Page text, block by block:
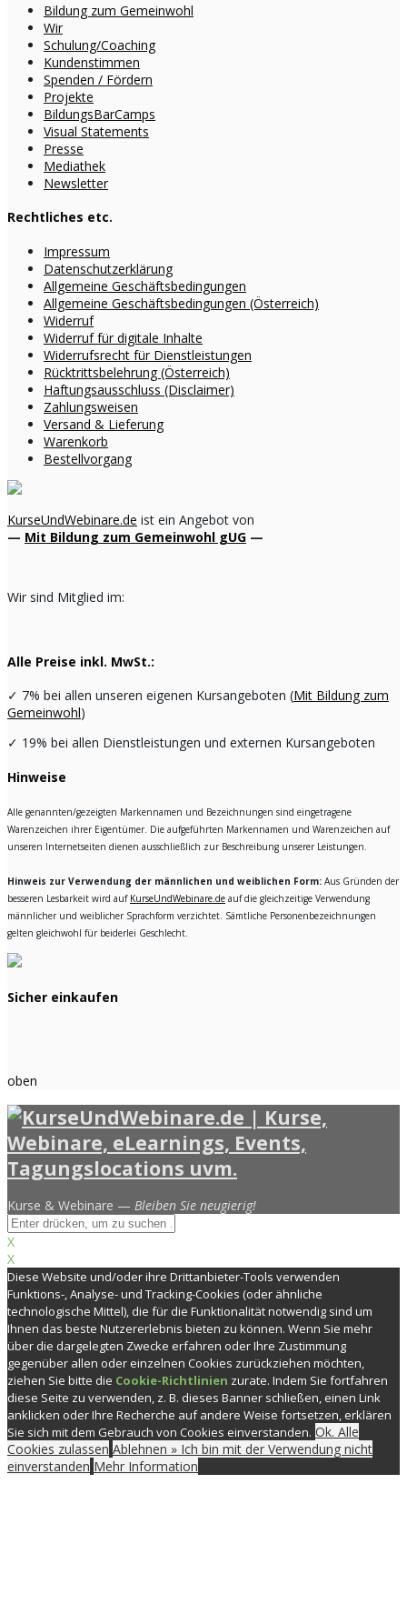
Bildung zum Gemeinwohl
Wir
Schulung/Coaching
Kundenstimmen
Spenden / Fördern
Projekte
BildungsBarCamps
Visual Statements
Presse
Mediathek
Newsletter
Rechtliches etc.
Impressum
Datenschutzerklärung
Allgemeine Geschäftsbedingungen
Allgemeine Geschäftsbedingungen (Österreich)
Widerruf
Widerruf für digitale Inhalte
Widerrufsrecht für Dienstleistungen
Rücktrittsbelehrung (Österreich)
Haftungsausschluss (Disclaimer)
Zahlungsweisen
Versand & Lieferung
Warenkorb
Bestellvorgang
KurseUndWebinare.de ist ein Angebot von
— Mit Bildung zum Gemeinwohl gUG —
Wir sind Mitglied im:
Alle Preise inkl. MwSt.:
✓ 7% bei allen unseren eigenen Kursangeboten (Mit Bildung zum
Gemeinwohl)
✓ 19% bei allen Dienstleistungen und externen Kursangeboten
Hinweise
Alle genannten/gezeigten Markennamen und Bezeichnungen sind eingetragene
Warenzeichen ihrer Eigentümer. Die aufgeführten Markennamen und Warenzeichen auf
unseren Internetseiten dienen ausschließlich zur Beschreibung unserer Leistungen.
Hinweis zur Verwendung der männlichen und weiblichen Form: Aus Gründen der
besseren Lesbarkeit wird auf KurseUndWebinare.de auf die gleichzeitige Verwendung
männlicher und weiblicher Sprachform verzichtet. Sämtliche Personenbezeichnungen
gelten gleichwohl für beiderlei Geschlecht.
Sicher einkaufen
oben
Kurse & Webinare — Bleiben Sie neugierig!
X
X
Diese Website und/oder ihre Drittanbieter-Tools verwenden
Funktions-, Analyse- und Tracking-Cookies (oder ähnliche
technologische Mittel), die für die Funktionalität notwendig sind um
Ihnen das beste Nutzererlebnis bieten zu können. Wenn Sie mehr
über die dargelegten Zwecke erfahren oder Ihre Zustimmung
gegenüber allen oder einzelnen Cookies zurückziehen möchten,
ziehen Sie bitte die Cookie-Richtlinien zurate. Indem Sie fortfahren
diese Seite zu verwenden, z. B. dieses Banner schließen, einen Link
anklicken oder Ihre Recherche auf andere Weise fortsetzen, erklären
Sie sich mit dem Gebrauch von Cookies einverstanden. Ok. Alle
Cookies zulassen Ablehnen » Ich bin mit der Verwendung nicht
einverstanden Mehr Information